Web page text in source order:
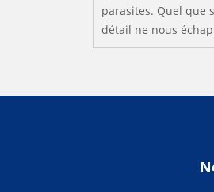
parasites. Quel que
détail ne nous